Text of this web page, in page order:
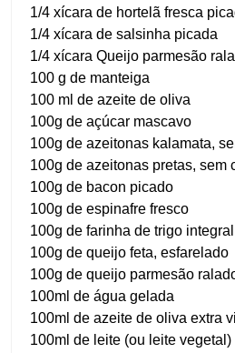
1/4 xícara de hortelã fresca
1/4 xícara de salsinha picada
1/4 xícara Queijo parmesão
100 g de manteiga
100 ml de azeite de oliva
100g de açúcar mascavo
100g de azeitonas kalamata,
100g de azeitonas pretas, sem
100g de bacon picado
100g de espinafre fresco
100g de farinha de trigo integral
100g de queijo feta, esfarelado
100g de queijo parmesão
100ml de água gelada
100ml de azeite de oliva extra
100ml de leite (ou leite vegetal)